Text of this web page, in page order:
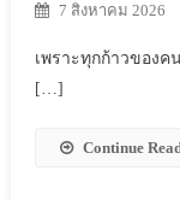
7 สิงหาคม 2026
เพราะทุกก้าวของค
[…]
Continue